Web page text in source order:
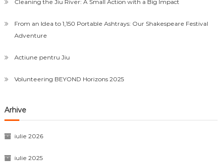
Cleaning the Jiu River: A Small Action with a Big Impact
From an Idea to 1,150 Portable Ashtrays: Our Shakespeare Festival
Adventure
Actiune pentru Jiu
Volunteering BEYOND Horizons 2025
Arhive
iulie 2026
iulie 2025